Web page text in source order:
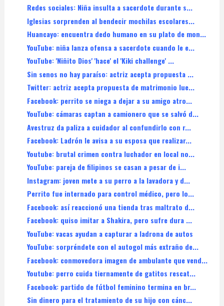
Redes sociales: Niña insulta a sacerdote durante s...
Iglesias sorprenden al bendecir mochilas escolares...
Huancayo: encuentra dedo humano en su plato de mon...
YouTube: niña lanza ofensa a sacerdote cuando le e...
YouTube: 'Niñito Dios' 'hace' el 'Kiki challenge' ...
Sin senos no hay paraíso: actriz acepta propuesta ...
Twitter: actriz acepta propuesta de matrimonio lue...
Facebook: perrito se niega a dejar a su amigo atro...
YouTube: cámaras captan a camionero que se salvó d...
Avestruz da paliza a cuidador al confundirlo con r...
Facebook: Ladrón le avisa a su esposa que realizar...
Youtube: brutal crimen contra luchador en local no...
YouTube: pareja de filipinos se casan a pesar de i...
Instagram: joven mete a su perro a la lavadora y d...
Perrito fue internado para control médico, pero lo...
Facebook: así reaccionó una tienda tras maltrato d...
Facebook: quiso imitar a Shakira, pero sufre dura ...
YouTube: vacas ayudan a capturar a ladrona de autos
YouTube: sorpréndete con el autogol más extraño de...
Facebook: conmovedora imagen de ambulante que vend...
Youtube: perro cuida tiernamente de gatitos rescat...
Facebook: partido de fútbol feminino termina en br...
Sin dinero para el tratamiento de su hijo con cánc...